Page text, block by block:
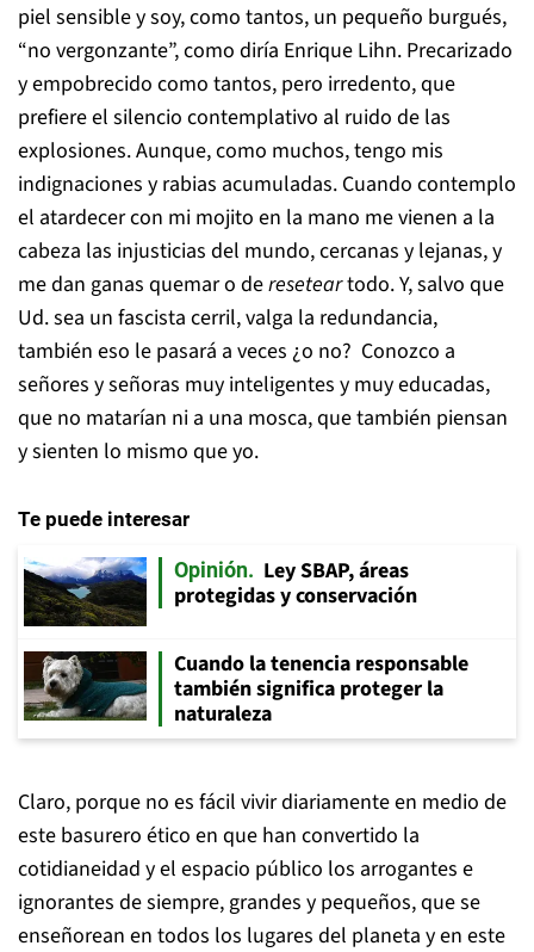
piel sensible y soy, como tantos, un pequeño burgués,
“no vergonzante”, como diría Enrique Lihn. Precarizado
y empobrecido como tantos, pero irredento, que
prefiere el silencio contemplativo al ruido de las
explosiones. Aunque, como muchos, tengo mis
indignaciones y rabias acumuladas. Cuando contemplo
el atardecer con mi mojito en la mano me vienen a la
cabeza las injusticias del mundo, cercanas y lejanas, y
me dan ganas quemar o dereseteartodo. Y, salvo que
Ud. sea un fascista cerril, valga la redundancia,
también eso le pasará a veces ¿o no? Conozco a
señores y señoras muy inteligentes y muy educadas,
que no matarían ni a una mosca, que también piensan
y sienten lo mismo que yo.
Te puede interesar
Opinión
Ley SBAP, áreas
protegidas y conservación
Cuando la tenencia responsable
también significa proteger la
naturaleza
Claro, porque no es fácil vivir diariamente en medio de
este basurero ético en que han convertido la
cotidianeidad y el espacio público los arrogantes e
ignorantes de siempre, grandes y pequeños, que se
enseñorean en todos los lugares del planeta y en este